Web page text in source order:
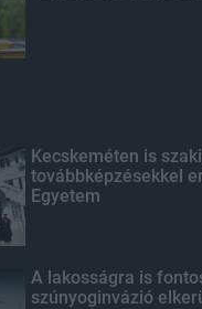
Kecskeméten is
továbbképzésekkel
Egyetem
A lakosságra is
szúnyoginvázió